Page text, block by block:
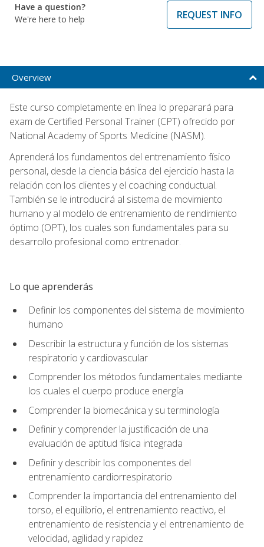
Have a question?
We're here to help
REQUEST INFO
Overview
Este curso completamente en línea lo preparará para
exam de Certified Personal Trainer (CPT) ofrecido por
National Academy of Sports Medicine (NASM).
Aprenderá los fundamentos del entrenamiento físico
personal, desde la ciencia básica del ejercicio hasta la
relación con los clientes y el coaching conductual.
También se le introducirá al sistema de movimiento
humano y al modelo de entrenamiento de rendimiento
óptimo (OPT), los cuales son fundamentales para su
desarrollo profesional como entrenador.
Lo que aprenderás
Definir los componentes del sistema de movimiento
humano
Describir la estructura y función de los sistemas
respiratorio y cardiovascular
Comprender los métodos fundamentales mediante
los cuales el cuerpo produce energía
Comprender la biomecánica y su terminología
Definir y comprender la justificación de una
evaluación de aptitud física integrada
Definir y describir los componentes del
entrenamiento cardiorrespiratorio
Comprender la importancia del entrenamiento del
torso, el equilibrio, el entrenamiento reactivo, el
entrenamiento de resistencia y el entrenamiento de
velocidad, agilidad y rapidez